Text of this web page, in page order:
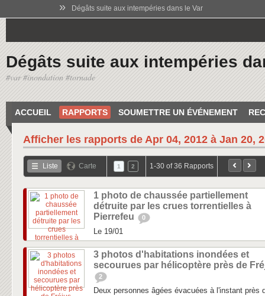
» Dégâts suite aux intempéries dans le Var
Dégâts suite aux intempéries
#var #inondation #tornade
ACCUEIL RAPPORTS SOUMETTRE UN ÉVÉNEMENT
Afficher les rapports de Apr 04, 2012 à Jan 20,
Liste Carte 1 2 1-30 of 36 Rapports
1 photo de chaussée partiellement
détruite par les crues torrentielles à
Pierrefeu
0
Le 19/01
3 photos d'habitations inondées et
secourues par hélicoptère près de
2
Deux personnes âgées évacuées à l'instant près